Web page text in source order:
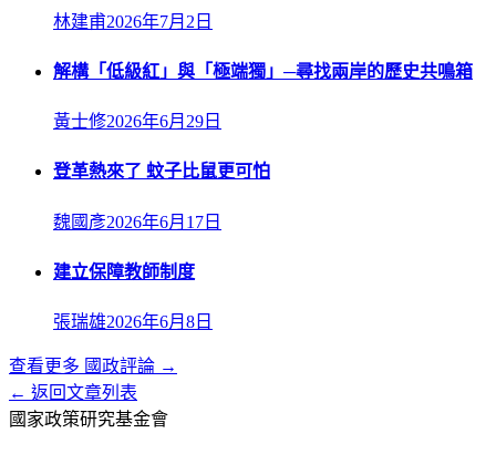
林建甫2026年7月2日
解構「低級紅」與「極端獨」─尋找兩岸的歷史共鳴箱
黃士修2026年6月29日
登革熱來了 蚊子比鼠更可怕
魏國彥2026年6月17日
建立保障教師制度
張瑞雄2026年6月8日
查看更多 國政評論 →
← 返回文章列表
國家政策研究基金會